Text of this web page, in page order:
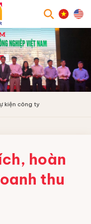
kiện công ty
hoàn
thu